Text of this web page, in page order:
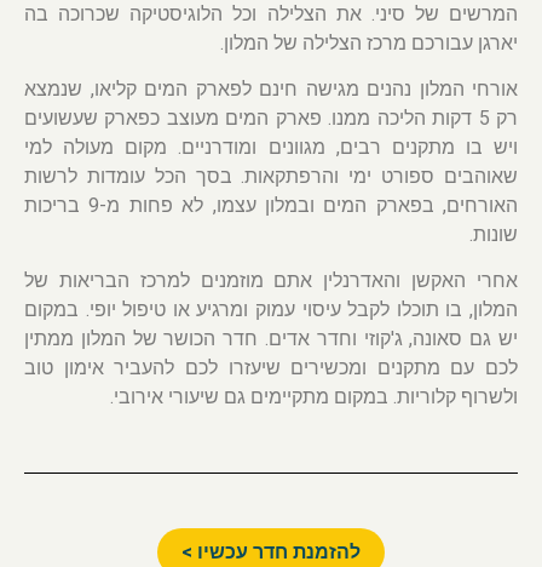
המרשים של סיני. את הצלילה וכל הלוגיסטיקה שכרוכה בה
יארגן עבורכם מרכז הצלילה של המלון.
אורחי המלון נהנים מגישה חינם לפארק המים קליאו, שנמצא
רק 5 דקות הליכה ממנו. פארק המים מעוצב כפארק שעשועים
ויש בו מתקנים רבים, מגוונים ומודרניים. מקום מעולה למי
שאוהבים ספורט ימי והרפתקאות. בסך הכל עומדות לרשות
האורחים, בפארק המים ובמלון עצמו, לא פחות מ-9 בריכות
שונות.
אחרי האקשן והאדרנלין אתם מוזמנים למרכז הבריאות של
המלון, בו תוכלו לקבל עיסוי עמוק ומרגיע או טיפול יופי. במקום
יש גם סאונה, ג'קוזי וחדר אדים. חדר הכושר של המלון ממתין
לכם עם מתקנים ומכשירים שיעזרו לכם להעביר אימון טוב
ולשרוף קלוריות. במקום מתקיימים גם שיעורי אירובי.
להזמנת חדר עכשיו >